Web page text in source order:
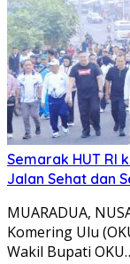
Semarak HUT RI
Jalan Sehat dan
MUARADUA,
Komering Ulu
Wakil Bupati